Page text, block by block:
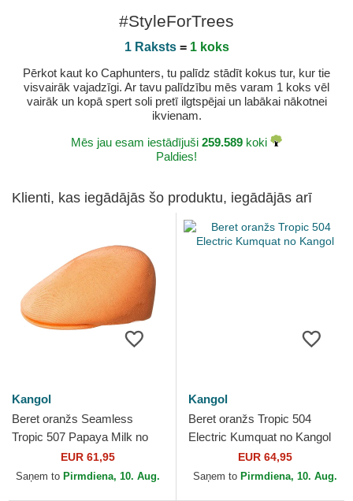
#StyleForTrees
1 Raksts= 1 koks
Pērkot kaut ko Caphunters, tu palīdz stādīt kokus tur, kur tie
visvairāk vajadzīgi. Ar tavu palīdzību mēs varam 1 koks vēl
vairāk un kopā spert soli pretī ilgtspējai un labākai nākotnei
ikvienam.
Mēs jau esam iestādījuši 259.589 koki
Paldies!
Klienti, kas iegādājās šo produktu, iegādājās arī
Kangol
Beret oranžs Seamless
Tropic 507 Papaya Milk no
EUR 61,95
Saņem to Pirmdiena, 10. Aug.
Kangol
Beret oranžs Tropic 504
Electric Kumquat no Kangol
EUR 64,95
Saņem to Pirmdiena, 10. Aug.